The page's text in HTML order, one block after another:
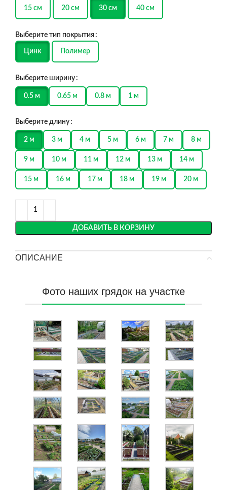
15 см 20 см 30 см 40 см
Выберите тип покрытия
Цинк Полимер
Выберите ширину
0.5 м 0.65 м 0.8 м 1 м
Выберите длину
2 м 3 м 4 м 5 м 6 м 7 м 8 м
9 м 10 м 11 м 12 м 13 м 14 м
15 м 16 м 17 м 18 м 19 м 20 м
ДОБАВИТЬ В КОРЗИНУ
ОПИСАНИЕ
Фото наших грядок на участке